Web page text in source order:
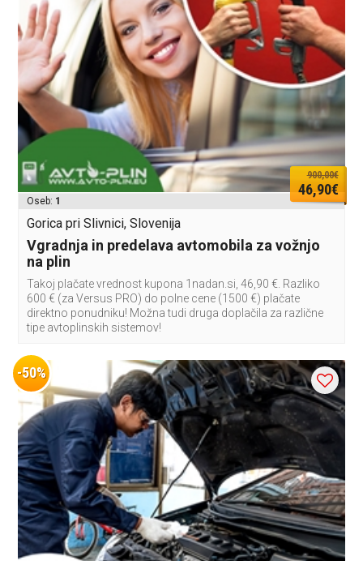
900,00€
46,90€
Oseb: 1
Gorica pri Slivnici, Slovenija
Vgradnja in predelava avtomobila za vožnjo
na plin
Takoj plačate vrednost kupona 1nadan.si, 46,90 €. Razliko
600 € (za Versus PRO) do polne cene (1500 €) plačate
direktno ponudniku! Možna tudi druga doplačila za različne
tipe avtoplinskih sistemov!
-50%